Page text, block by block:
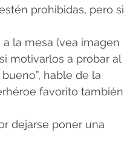
prohibidas, pero si
la mesa (vea imagen
motivarlos a probar al
hable de la
favorito también
dejarse poner una